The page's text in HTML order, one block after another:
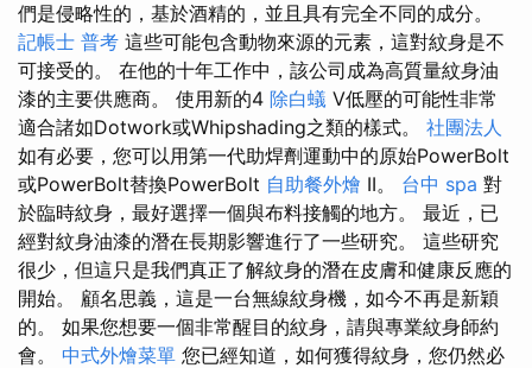
們是侵略性的，基於酒精的，並且具有完全不同的成分。
記帳士 普考 這些可能包含動物來源的元素，這對紋身是不
可接受的。 在他的十年工作中，該公司成為高質量紋身油
漆的主要供應商。 使用新的4 除白蟻 V低壓的可能性非常
適合諸如Dotwork或Whipshading之類的樣式。 社團法人
如有必要，您可以用第一代助焊劑運動中的原始PowerBolt
或PowerBolt替換PowerBolt 自助餐外燴 II。 台中 spa 對
於臨時紋身，最好選擇一個與布料接觸的地方。 最近，已
經對紋身油漆的潛在長期影響進行了一些研究。 這些研究
很少，但這只是我們真正了解紋身的潛在皮膚和健康反應的
開始。 顧名思義，這是一台無線紋身機，如今不再是新穎
的。 如果您想要一個非常醒目的紋身，請與專業紋身師約
會。 中式外燴菜單 您已經知道，如何獲得紋身，您仍然必